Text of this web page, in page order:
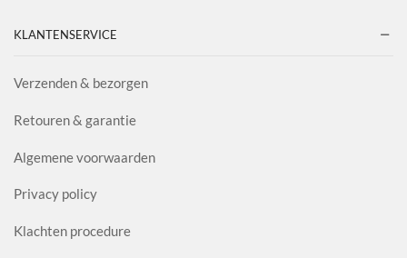
KLANTENSERVICE
Verzenden & bezorgen
Retouren & garantie
Algemene voorwaarden
Privacy policy
Klachten procedure